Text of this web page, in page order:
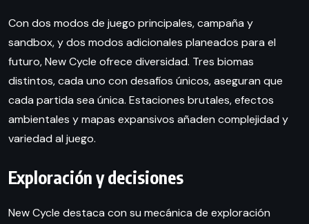
Con dos modos de juego principales, campaña y
sandbox, y dos modos adicionales planeados para el
futuro, New Cycle ofrece diversidad. Tres biomas
distintos, cada uno con desafíos únicos, aseguran que
cada partida sea única. Estaciones brutales, efectos
ambientales y mapas expansivos añaden complejidad y
variedad al juego.
Exploración y decisiones
New Cycle destaca con su mecánica de exploración